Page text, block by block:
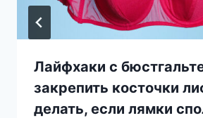
Лайфхаки с
закрепить косточки
делать, если лямки